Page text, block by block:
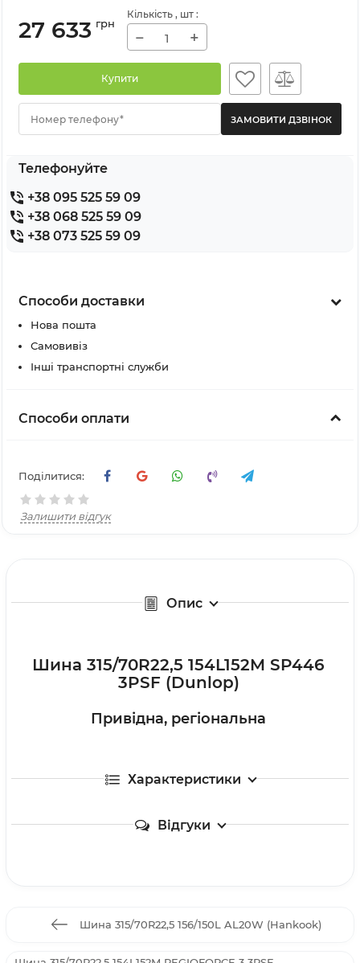
27 633 грн
Кількість , шт :
− +
Купити
Номер телефону*
Телефонуйте
+38 095 525 59 09
+38 068 525 59 09
+38 073 525 59 09
Способи доставки
Нова пошта
Самовивіз
Інші транспортні служби
Способи оплати
Поділитися:
Залишити відгук
Опис
Шина 315/70R22,5 154L152M SP446
3PSF (Dunlop)
Привідна, регіональна
Характеристики
Відгуки
Шина 315/70R22,5 156/150L AL20W (Hankook)